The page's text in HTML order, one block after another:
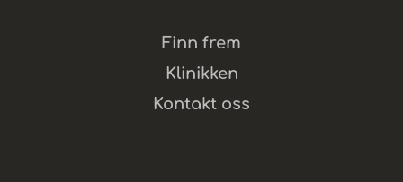
Finn frem
Klinikken
Kontakt oss